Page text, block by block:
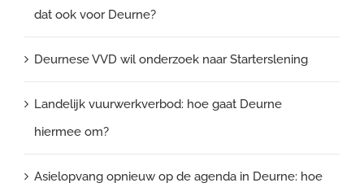
dat ook voor Deurne?
Deurnese VVD wil onderzoek naar Starterslening
Landelijk vuurwerkverbod: hoe gaat Deurne
hiermee om?
Asielopvang opnieuw op de agenda in Deurne: hoe